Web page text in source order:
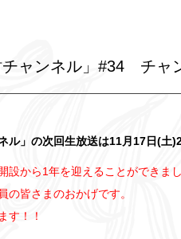
ャンネル」#34 チャ
ル」の次回生放送は11月17日(土
設から1年を迎えることができまし
の皆さまのおかげです。
す！！